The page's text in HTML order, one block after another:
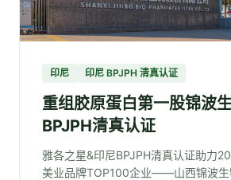
印尼 印尼 BPJPH 清真认证
重组胶原蛋白第一股锦波
BPJPH清真认证
雅各之星&印尼BPJPH清真认证助力
美业品牌TOP100企业——山西锦波生